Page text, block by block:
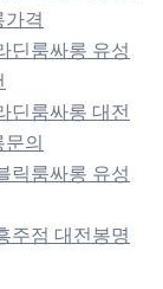
가격
딘룸싸롱 유성
딘룸싸롱 대전
의
릭룸싸롱 유성
주점 대전봉명